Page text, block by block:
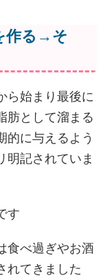
作る→そ
ら始まり最後に
肪として溜まる
的に与えるよう
明記されていま
す
食べ過ぎやお酒
れてきました